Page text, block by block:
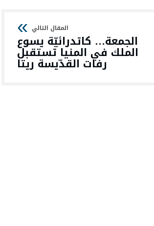
الجمعة… كاتدرائيّة يسوع
الملك في المنيا تستقبل
رفات القدّيسة ريتا